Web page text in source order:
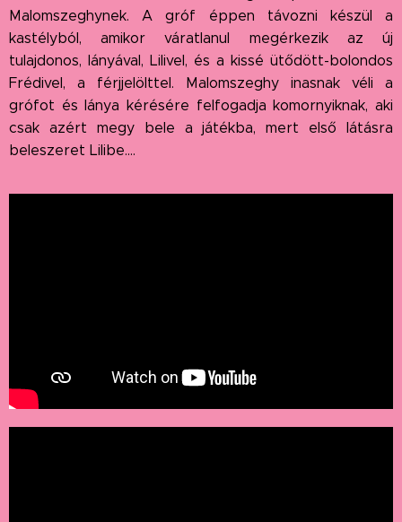
Malomszeghynek. A gróf éppen távozni készül a
kastélyból, amikor váratlanul megérkezik az új
tulajdonos, lányával, Lilivel, és a kissé ütődött-bolondos
Frédivel, a férjjelölttel. Malomszeghy inasnak véli a
grófot és lánya kérésére felfogadja komornyiknak, aki
csak azért megy bele a játékba, mert első látásra
beleszeret Lilibe....